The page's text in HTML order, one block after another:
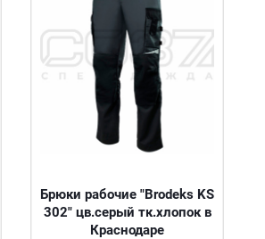
Брюки рабочие "Brodeks KS
302" цв.серый тк.хлопок в
Краснодаре